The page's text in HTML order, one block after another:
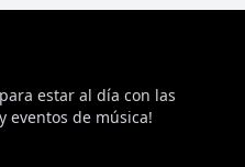
estar al día con las
eventos de música!